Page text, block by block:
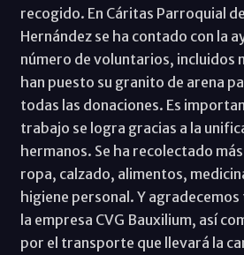
recogido. En Cáritas Parroquial
Hernández se ha contado con la
número de voluntarios, incluidos
han puesto su granito de arena
todas las donaciones. Es
trabajo se logra gracias a la
hermanos. Se ha recolectado
ropa, calzado, alimentos,
higiene personal. Y
la empresa CVG Bauxilium, así
por el transporte que llevará la